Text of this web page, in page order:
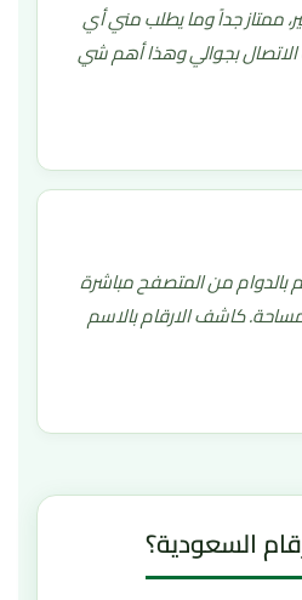
ممتاز جداً وما يطلب مني أي
بجوالي وهذا أهم شي
بالدوام من المتصفح مباشرة
كاشف الارقام بالاسم
السعودية؟